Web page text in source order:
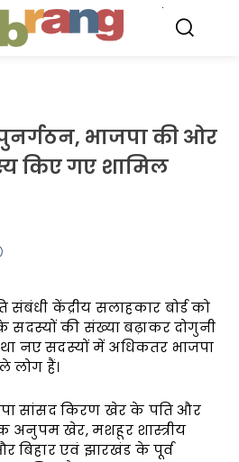
भाजपा की ओर
किए गए शामिल
केंद्रीय सलाहकार बोर्ड को
सदस्यों की संख्या बढ़ाकर दोगुनी
नए सदस्यों में अधिकतर भाजपा
लोग हैं।
सांसद किरण खेर के पति और
खेर, मशहूर शास्त्रीय
बिहार एवं झारखंड के पूर्व